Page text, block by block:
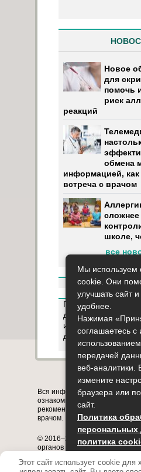
Новое
для
помочь
риск
реакций
обмена
информацией, как
встреча с врачом
сложнее
школе,
все
Пользуясь данным
даёте разрешение
и хранение своих
данных согласно
Карта сайта О
Вся информация на сайте
ознакомительных целях.
рекомендаций обязательно
врачом.
© 2016–2026, медицинский
органов системы дыхания
сайта без указания активной
Мы
cookie. Они
улучшать сайт
удобнее.
Нажимая
соглашаетесь с
передачей
веб-аналитики.
измените
браузера или
сайт.
Политика
персональных
политика
Принять
Этот сайт использует cookie